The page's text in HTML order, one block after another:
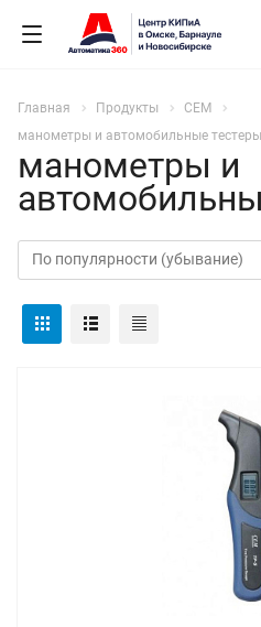
Главная Продукты
СЕМ
манометры и автомобильные тестеры
манометры и